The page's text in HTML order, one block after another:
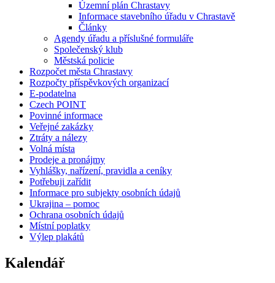
Územní plán Chrastavy
Informace stavebního úřadu v Chrastavě
Články
Agendy úřadu a příslušné formuláře
Společenský klub
Městská policie
Rozpočet města Chrastavy
Rozpočty příspěvkových organizací
E-podatelna
Czech POINT
Povinné informace
Veřejné zakázky
Ztráty a nálezy
Volná místa
Prodeje a pronájmy
Vyhlášky, nařízení, pravidla a ceníky
Potřebuji zařídit
Informace pro subjekty osobních údajů
Ukrajina – pomoc
Ochrana osobních údajů
Místní poplatky
Výlep plakátů
Kalendář